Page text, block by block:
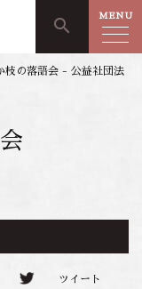
search MENU
枝の落語会 - 公益社団法
ツイート